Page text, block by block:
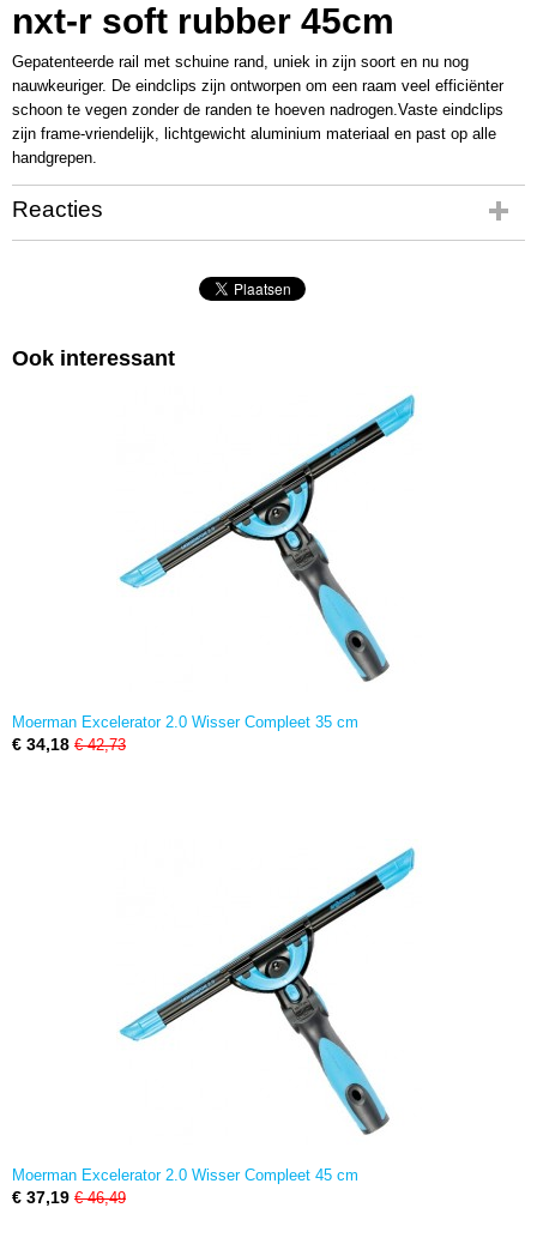
nxt-r soft rubber 45cm
Gepatenteerde rail met schuine rand, uniek in zijn soort en nu nog
nauwkeuriger. De eindclips zijn ontworpen om een raam veel efficiënter
schoon te vegen zonder de randen te hoeven nadrogen.Vaste eindclips
zijn frame-vriendelijk, lichtgewicht aluminium materiaal en past op alle
handgrepen.
Reacties
Ook interessant
Moerman Excelerator 2.0 Wisser Compleet 35 cm
€ 34,18 € 42,73
Moerman Excelerator 2.0 Wisser Compleet 45 cm
€ 37,19 € 46,49